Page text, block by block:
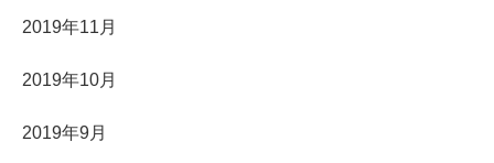
2019年11月
2019年10月
2019年9月